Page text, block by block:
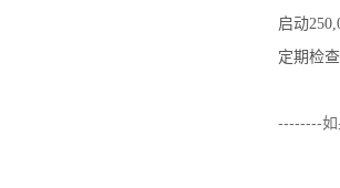
启动
定期检
--------如